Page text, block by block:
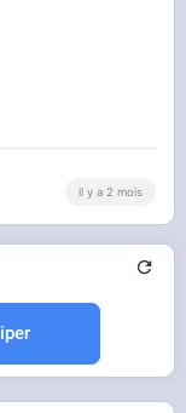
il y a 2 mois